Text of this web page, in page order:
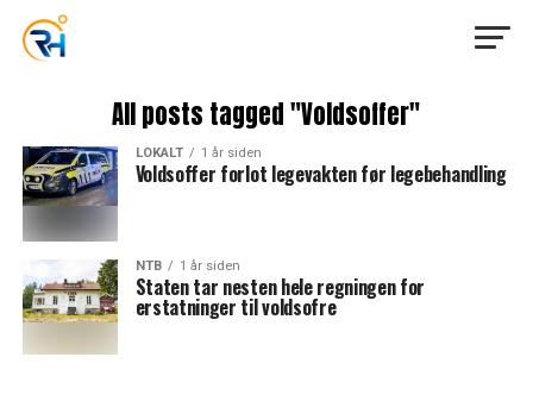
All posts tagged "Voldsoffer"
LOKALT 1 år siden
Voldsoffer forlot legevakten før legebehandling
NTB 1 år siden
Staten tar nesten hele regningen for
erstatninger til voldsofre